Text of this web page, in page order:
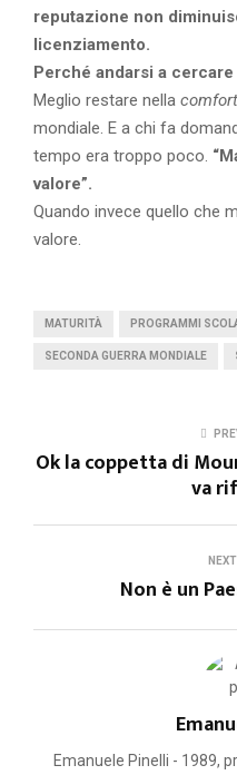
reputazione non
licenziamento.
Perché andarsi a cercare
Meglio restare nella
mondiale. E a chi fa
tempo era troppo poco.
valore”.
Quando invece quello che
valore.
MATURITÀ PROGRAMMI
SECONDA GUERRA MONDIALE
Ok la coppetta di
va
Non è un
Emanuele Pinelli - 1989,